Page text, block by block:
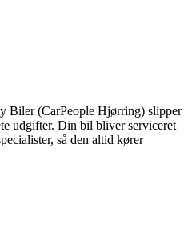
Biler (CarPeople Hjørring) slipper
udgifter. Din bil bliver serviceret
så den altid kører